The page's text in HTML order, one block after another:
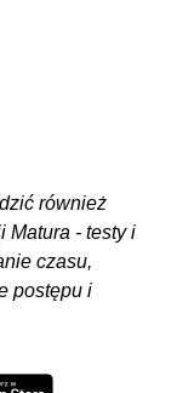
również
Matura - testy i
czasu,
postępu i